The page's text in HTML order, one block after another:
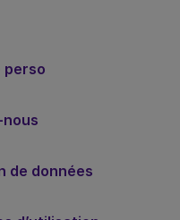
perso
de données